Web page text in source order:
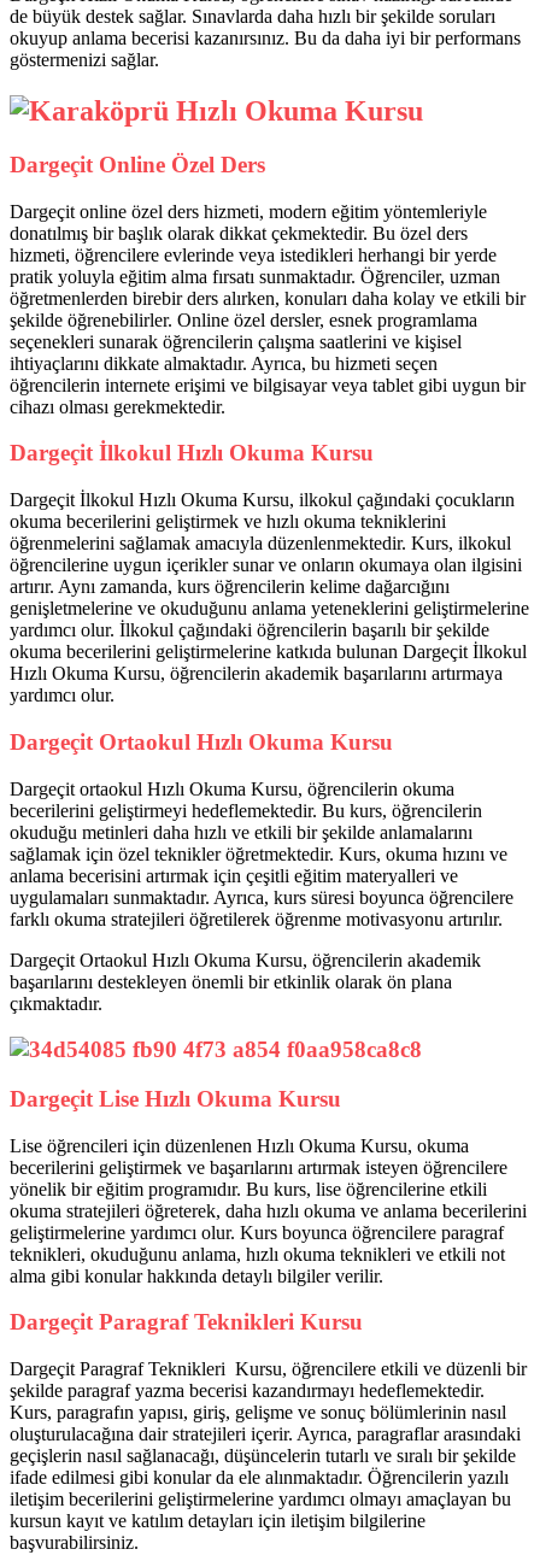
de büyük destek sağlar. Sınavlarda daha hızlı bir şekilde soruları
okuyup anlama becerisi kazanırsınız. Bu da daha iyi bir performans
göstermenizi sağlar.
Dargeçit Online Özel Ders
Dargeçit online özel ders hizmeti, modern eğitim yöntemleriyle
donatılmış bir başlık olarak dikkat çekmektedir. Bu özel ders
hizmeti, öğrencilere evlerinde veya istedikleri herhangi bir yerde
pratik yoluyla eğitim alma fırsatı sunmaktadır. Öğrenciler, uzman
öğretmenlerden birebir ders alırken, konuları daha kolay ve etkili bir
şekilde öğrenebilirler. Online özel dersler, esnek programlama
seçenekleri sunarak öğrencilerin çalışma saatlerini ve kişisel
ihtiyaçlarını dikkate almaktadır. Ayrıca, bu hizmeti seçen
öğrencilerin internete erişimi ve bilgisayar veya tablet gibi uygun bir
cihazı olması gerekmektedir.
Dargeçit İlkokul Hızlı Okuma Kursu
Dargeçit İlkokul Hızlı Okuma Kursu, ilkokul çağındaki çocukların
okuma becerilerini geliştirmek ve hızlı okuma tekniklerini
öğrenmelerini sağlamak amacıyla düzenlenmektedir. Kurs, ilkokul
öğrencilerine uygun içerikler sunar ve onların okumaya olan ilgisini
artırır. Aynı zamanda, kurs öğrencilerin kelime dağarcığını
genişletmelerine ve okuduğunu anlama yeteneklerini geliştirmelerine
yardımcı olur. İlkokul çağındaki öğrencilerin başarılı bir şekilde
okuma becerilerini geliştirmelerine katkıda bulunan Dargeçit İlkokul
Hızlı Okuma Kursu, öğrencilerin akademik başarılarını artırmaya
yardımcı olur.
Dargeçit Ortaokul Hızlı Okuma Kursu
Dargeçit ortaokul Hızlı Okuma Kursu, öğrencilerin okuma
becerilerini geliştirmeyi hedeflemektedir. Bu kurs, öğrencilerin
okuduğu metinleri daha hızlı ve etkili bir şekilde anlamalarını
sağlamak için özel teknikler öğretmektedir. Kurs, okuma hızını ve
anlama becerisini artırmak için çeşitli eğitim materyalleri ve
uygulamaları sunmaktadır. Ayrıca, kurs süresi boyunca öğrencilere
farklı okuma stratejileri öğretilerek öğrenme motivasyonu artırılır.
Dargeçit Ortaokul Hızlı Okuma Kursu, öğrencilerin akademik
başarılarını destekleyen önemli bir etkinlik olarak ön plana
çıkmaktadır.
Dargeçit Lise Hızlı Okuma Kursu
Lise öğrencileri için düzenlenen Hızlı Okuma Kursu, okuma
becerilerini geliştirmek ve başarılarını artırmak isteyen öğrencilere
yönelik bir eğitim programıdır. Bu kurs, lise öğrencilerine etkili
okuma stratejileri öğreterek, daha hızlı okuma ve anlama becerilerini
geliştirmelerine yardımcı olur. Kurs boyunca öğrencilere paragraf
teknikleri, okuduğunu anlama, hızlı okuma teknikleri ve etkili not
alma gibi konular hakkında detaylı bilgiler verilir.
Dargeçit Paragraf Teknikleri Kursu
Dargeçit Paragraf Teknikleri Kursu, öğrencilere etkili ve düzenli bir
şekilde paragraf yazma becerisi kazandırmayı hedeflemektedir.
Kurs, paragrafın yapısı, giriş, gelişme ve sonuç bölümlerinin nasıl
oluşturulacağına dair stratejileri içerir. Ayrıca, paragraflar arasındaki
geçişlerin nasıl sağlanacağı, düşüncelerin tutarlı ve sıralı bir şekilde
ifade edilmesi gibi konular da ele alınmaktadır. Öğrencilerin yazılı
iletişim becerilerini geliştirmelerine yardımcı olmayı amaçlayan bu
kursun kayıt ve katılım detayları için iletişim bilgilerine
başvurabilirsiniz.